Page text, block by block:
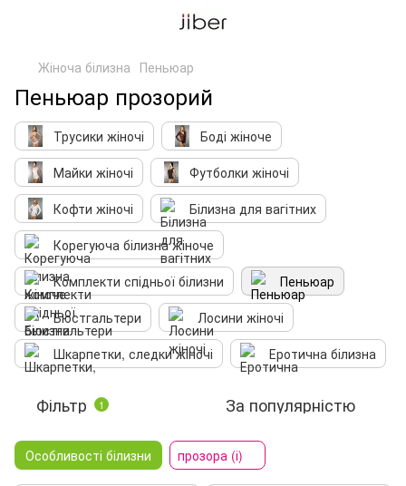
Жіноча білизна Пеньюар
Пеньюар прозорий
Трусики жіночі
Боді жіноче
Майки жіночі
Футболки жіночі
Кофти жіночі
Білизна для вагітних
Корегуюча білизна жіноче
Комплекти спідньої білизни
Пеньюар
Бюстгальтери
Лосини жіночі
Шкарпетки, следки жіночі
Еротична білизна
Фільтр 1 За популярністю
Особливості білизни прозора (і)